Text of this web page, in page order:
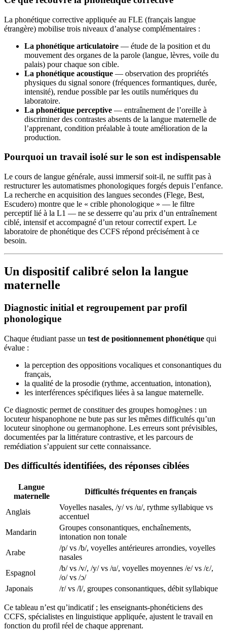
La phonétique corrective appliquée au FLE (français langue
étrangère) mobilise trois niveaux d’analyse complémentaires :
La phonétique articulatoire — étude de la position et du
mouvement des organes de la parole (langue, lèvres, voile du
palais) pour chaque son cible.
La phonétique acoustique — observation des propriétés
physiques du signal sonore (fréquences formantiques, durée,
intensité), rendue possible par les outils numériques du
laboratoire.
La phonétique perceptive — entraînement de l’oreille à
discriminer des contrastes absents de la langue maternelle de
l’apprenant, condition préalable à toute amélioration de la
production.
Pourquoi un travail isolé sur le son est indispensable
Le cours de langue générale, aussi immersif soit-il, ne suffit pas à
restructurer les automatismes phonologiques forgés depuis l’enfance.
La recherche en acquisition des langues secondes (Flege, Best,
Escudero) montre que le « crible phonologique » — le filtre
perceptif lié à la L1 — ne se desserre qu’au prix d’un entraînement
ciblé, intensif et accompagné d’un retour correctif expert. Le
laboratoire de phonétique des CCFS répond précisément à ce
besoin.
Un dispositif calibré selon la langue
maternelle
Diagnostic initial et regroupement par profil
phonologique
Chaque étudiant passe un test de positionnement phonétique qui
évalue :
la perception des oppositions vocaliques et consonantiques du
français,
la qualité de la prosodie (rythme, accentuation, intonation),
les interférences spécifiques liées à sa langue maternelle.
Ce diagnostic permet de constituer des groupes homogènes : un
locuteur hispanophone ne bute pas sur les mêmes difficultés qu’un
locuteur sinophone ou germanophone. Les erreurs sont prévisibles,
documentées par la littérature contrastive, et les parcours de
remédiation s’appuient sur cette connaissance.
Des difficultés identifiées, des réponses ciblées
Langue
maternelle
Difficultés fréquentes en français
Anglais
Voyelles nasales, /y/ vs /u/, rythme syllabique vs
accentuel
Mandarin
Groupes consonantiques, enchaînements,
intonation non tonale
Arabe
/p/ vs /b/, voyelles antérieures arrondies, voyelles
nasales
Espagnol
/b/ vs /v/, /y/ vs /u/, voyelles moyennes /e/ vs /ɛ/,
/o/ vs /ɔ/
Japonais
/r/ vs /l/, groupes consonantiques, débit syllabique
Ce tableau n’est qu’indicatif ; les enseignants-phonéticiens des
CCFS, spécialistes en linguistique appliquée, ajustent le travail en
fonction du profil réel de chaque apprenant.